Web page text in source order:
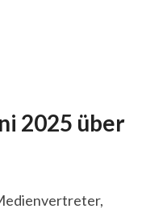
2025 über